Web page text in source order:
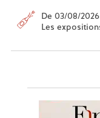
De 03/08/
Les